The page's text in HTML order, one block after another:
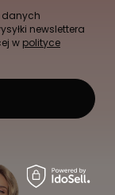
danych
newslettera
w polityce